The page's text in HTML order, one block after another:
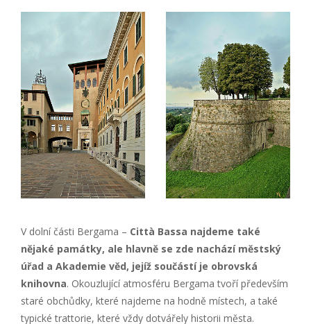
V dolní části Bergama – Città Bassa najdeme také
nějaké památky, ale hlavně se zde nachází městský
úřad a Akademie věd, jejíž součástí je obrovská
knihovna. Okouzlující atmosféru Bergama tvoří především
staré obchůdky, které najdeme na hodně místech, a také
typické trattorie, které vždy dotvářely historii města.